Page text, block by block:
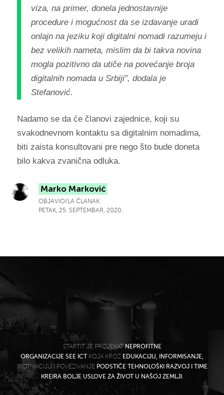
viza, na primer, donela jednostavnije
procedure i mogućnost da se izdavanje uradi
onlajn na jeziku koji digitalni nomadi razumeju i
bez velikih nameta, mislim da bi takva novina
mogla pozitivno da utiče na povećanje broja
digitalnih nomada u Srbiji”, dodala je
Stefanović.
Nadamo se da će članovi zajednice, koji su
svakodnevnom kontaktu sa digitalnim nomadima,
biti zaista konsultovani pre nego što bude doneta
bilo kakva zvanična odluka.
Marko Marković
OBJAVIO/LA ČLANAK.
PETAK, 25. SEPTEMBAR, 2020.
STARTIT JE PROJEKATNEPROFITNE
ORGANIZACIJE SEE ICTKOJA KROZ EDUKACIJU, INFORMISANJE,
MOTIVACIJU I POVEZIVANJE PODSTIČE TEHNOLOŠKI RAZVOJ I TIME
KREIRA BOLJE USLOVE ZA ŽIVOT U NAŠOJ ZEMLJI.